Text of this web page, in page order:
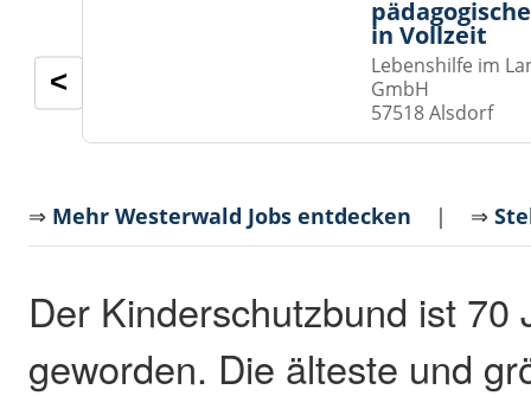
in Vollzeit
Lebenshilfe im
GmbH
57518 Alsdorf
<
⇒ Mehr Westerwald Jobs entdecken | ⇒
Der Kinderschutzbund ist 70
geworden. Die älteste und